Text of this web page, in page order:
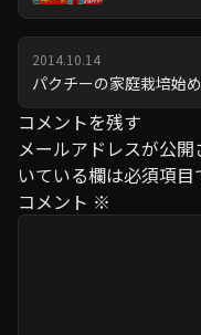
2014.10.14
パクチーの家庭栽培始め
コメントを残す
メールアドレスが公開
いている欄は必須項目
コメント ※